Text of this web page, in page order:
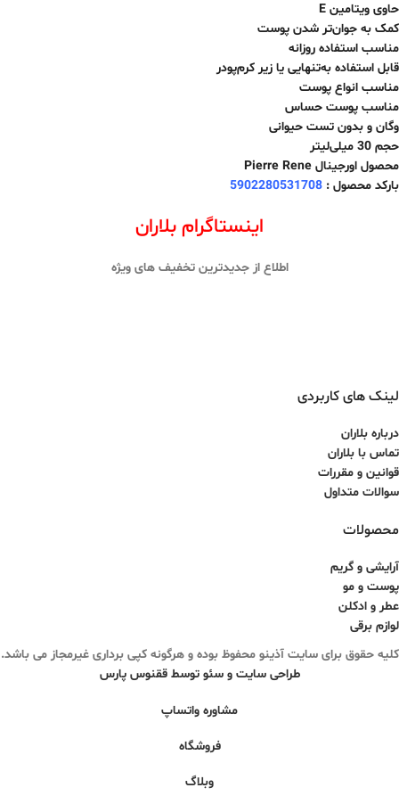
حاوی ویتامین E
کمک به جوان‌تر شدن پوست
مناسب استفاده روزانه
قابل استفاده به‌تنهایی یا زیر کرم‌پودر
مناسب انواع پوست
مناسب پوست حساس
وگان و بدون تست حیوانی
حجم 30 میلی‌لیتر
محصول اورجینال Pierre Rene
بارکد محصول : 5902280531708
اینستاگرام بلاران
اطلاع از جدیدترین تخفیف های ویژه
لینک های کاربردی
درباره بلاران
تماس با بلاران
قوانین و مقررات
سوالات متداول
محصولات
آرایشی و گریم
پوست و مو
عطر و ادکلن
لوازم برقی
کلیه حقوق برای سایت آذینو محفوظ بوده و هرگونه کپی برداری غیرمجاز می باشد.
طراحی سایت و سئو توسط ققنوس پارس
مشاوره واتساپ
فروشگاه
وبلاگ